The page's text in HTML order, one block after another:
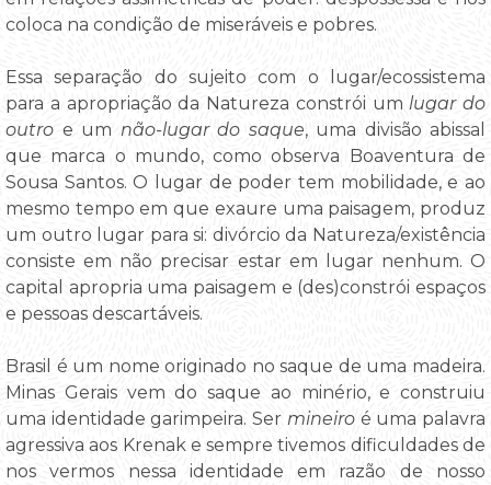
coloca na condição de miseráveis e pobres.
Essa separação do sujeito com o lugar/ecossistema
para a apropriação da Natureza constrói um lugar do
outro e um não-lugar do saque, uma divisão abissal
que marca o mundo, como observa Boaventura de
Sousa Santos. O lugar de poder tem mobilidade, e ao
mesmo tempo em que exaure uma paisagem, produz
um outro lugar para si: divórcio da Natureza/existência
consiste em não precisar estar em lugar nenhum. O
capital apropria uma paisagem e (des)constrói espaços
e pessoas descartáveis.
Brasil é um nome originado no saque de uma madeira.
Minas Gerais vem do saque ao minério, e construiu
uma identidade garimpeira. Ser mineiroé uma palavra
agressiva aos Krenak e sempre tivemos dificuldades de
nos vermos nessa identidade em razão de nosso